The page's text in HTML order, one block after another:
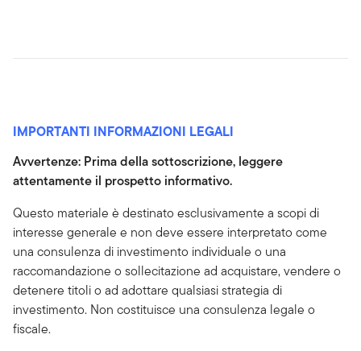
IMPORTANTI INFORMAZIONI LEGALI
Avvertenze: Prima della sottoscrizione, leggere
attentamente il prospetto informativo.
Questo materiale è destinato esclusivamente a scopi di
interesse generale e non deve essere interpretato come
una consulenza di investimento individuale o una
raccomandazione o sollecitazione ad acquistare, vendere o
detenere titoli o ad adottare qualsiasi strategia di
investimento. Non costituisce una consulenza legale o
fiscale.